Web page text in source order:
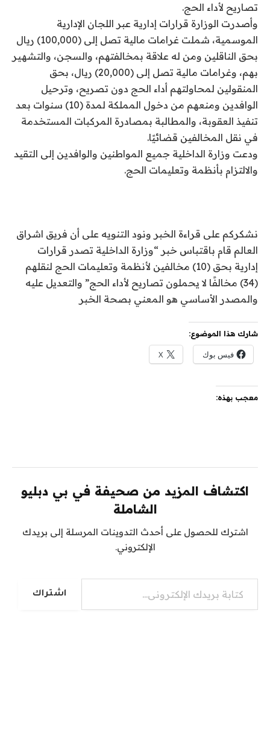
تصاريح لأداء الحج.
وأصدرت الوزارة قرارات إدارية عبر اللجان الإدارية
الموسمية، شملت غرامات مالية تصل إلى (100,000) ريال
بحق الناقلين ومن له علاقة بمخالفتهم، والسجن، والتشهير
بهم، وغرامات مالية تصل إلى (20,000) ريال، بحق
المنقولين لمحاولتهم أداء الحج دون تصريح، وترحيل
الوافدين ومنعهم من دخول المملكة لمدة (10) سنوات بعد
تنفيذ العقوبة، والمطالبة بمصادرة المركبات المستخدمة
في نقل المخالفين قضائيًا.
ودعت وزارة الداخلية جميع المواطنين والوافدين إلى التقيد
والالتزام بأنظمة وتعليمات الحج.
نشكركم على قراءة الخبر ونود التنويه على أن فريق اشراق
العالم قام باقتباس خبر “وزارة الداخلية تصدر قرارات
إدارية بحق (10) مخالفين لأنظمة وتعليمات الحج لنقلهم
(34) مخالفًا لا يحملون تصاريح لأداء الحج” والتعديل عليه
والمصدر الأساسي هو المعني بصحة الخبر
شارك هذا الموضوع:
فيس بوك X
معجب بهذه:
اكتشاف المزيد من صحيفة في بي دبليو
الشاملة
اشترك للحصول على أحدث التدوينات المرسلة إلى بريدك
الإلكتروني.
كتابة بريدك الإلكتروني...
اشتراك